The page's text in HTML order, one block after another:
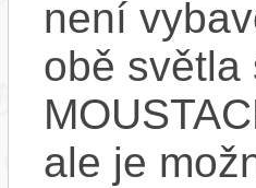
není
obě světla
ale je